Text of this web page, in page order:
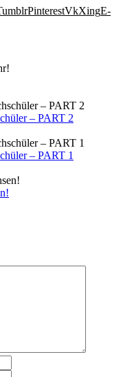
PinterestVkXingE-
– PART 2
– PART 1